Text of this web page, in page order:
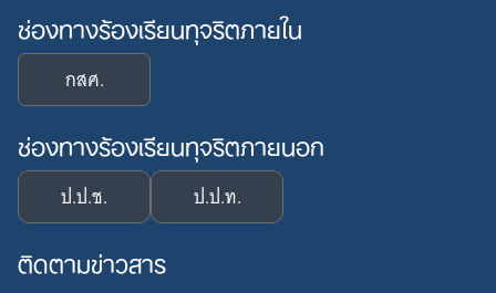
ช่องทางร้องเรียนทุจริตภายใน
กสศ.
ช่องทางร้องเรียนทุจริตภายนอก
ป.ป.ช. ป.ป.ท.
ติดตามข่าวสาร